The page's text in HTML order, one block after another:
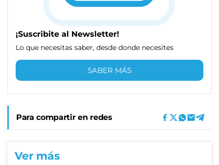
¡Suscribite al Newsletter!
Lo que necesitas saber, desde donde necesites
SABER MÁS
Para compartir en redes
Ver más